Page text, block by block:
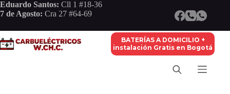
Saltar
al
Eduardo Santos: Cll 1 #18-36
7 de Agosto: Cra 27 #64-69
BATERÍAS A DOMICILIO +
instalación Gratis en Bogotá